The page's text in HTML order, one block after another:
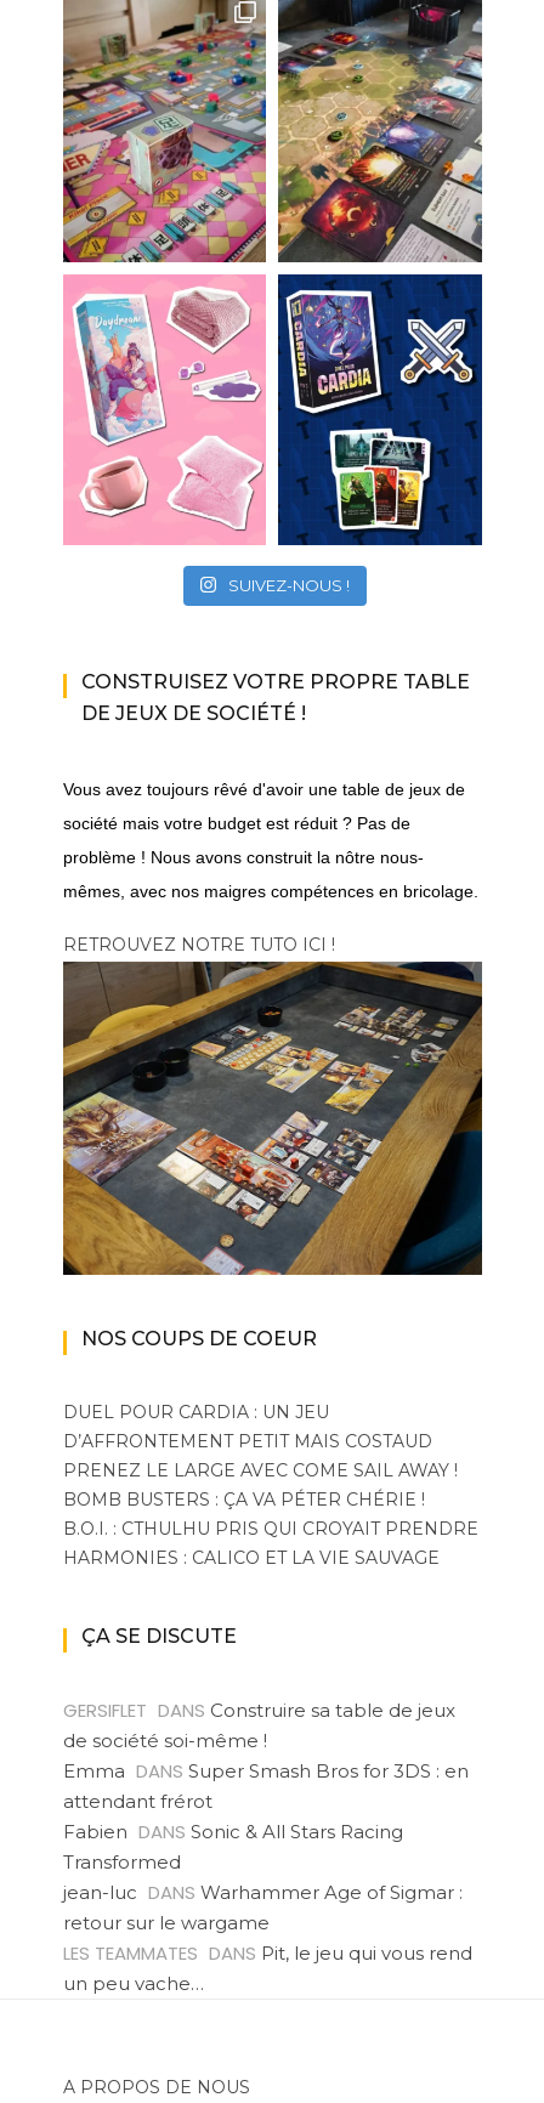
SUIVEZ-NOUS !
CONSTRUISEZ VOTRE PROPRE TABLE
DE JEUX DE SOCIÉTÉ !
Vous avez toujours rêvé d'avoir une table de jeux de
société mais votre budget est réduit ? Pas de
problème ! Nous avons construit la nôtre nous-
mêmes, avec nos maigres compétences en bricolage.
RETROUVEZ NOTRE TUTO ICI !
NOS COUPS DE COEUR
DUEL POUR CARDIA : UN JEU
D’AFFRONTEMENT PETIT MAIS COSTAUD
PRENEZ LE LARGE AVEC COME SAIL AWAY !
BOMB BUSTERS : ÇA VA PÉTER CHÉRIE !
B.O.I. : CTHULHU PRIS QUI CROYAIT PRENDRE
HARMONIES : CALICO ET LA VIE SAUVAGE
ÇA SE DISCUTE
GERSIFLET DANS Construire sa table de jeux
de société soi-même !
Emma DANS Super Smash Bros for 3DS : en
attendant frérot
Fabien DANS Sonic & All Stars Racing
Transformed
jean-luc DANS Warhammer Age of Sigmar :
retour sur le wargame
LES TEAMMATES DANS Pit, le jeu qui vous rend
un peu vache…
A PROPOS DE NOUS